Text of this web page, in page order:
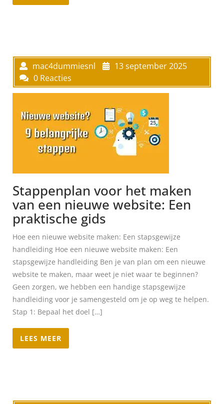
mac4dummiesnl
13 september 2025
0 Reacties
Stappenplan voor het maken
van een nieuwe website: Een
praktische gids
Hoe een nieuwe website maken: Een stapsgewijze
handleiding Hoe een nieuwe website maken: Een
stapsgewijze handleiding Ben je van plan om een nieuwe
website te maken, maar weet je niet waar te beginnen?
Geen zorgen, we hebben een handige stapsgewijze
handleiding voor je samengesteld om je op weg te helpen.
Stap 1: Bepaal het doel […]
LEES MEER